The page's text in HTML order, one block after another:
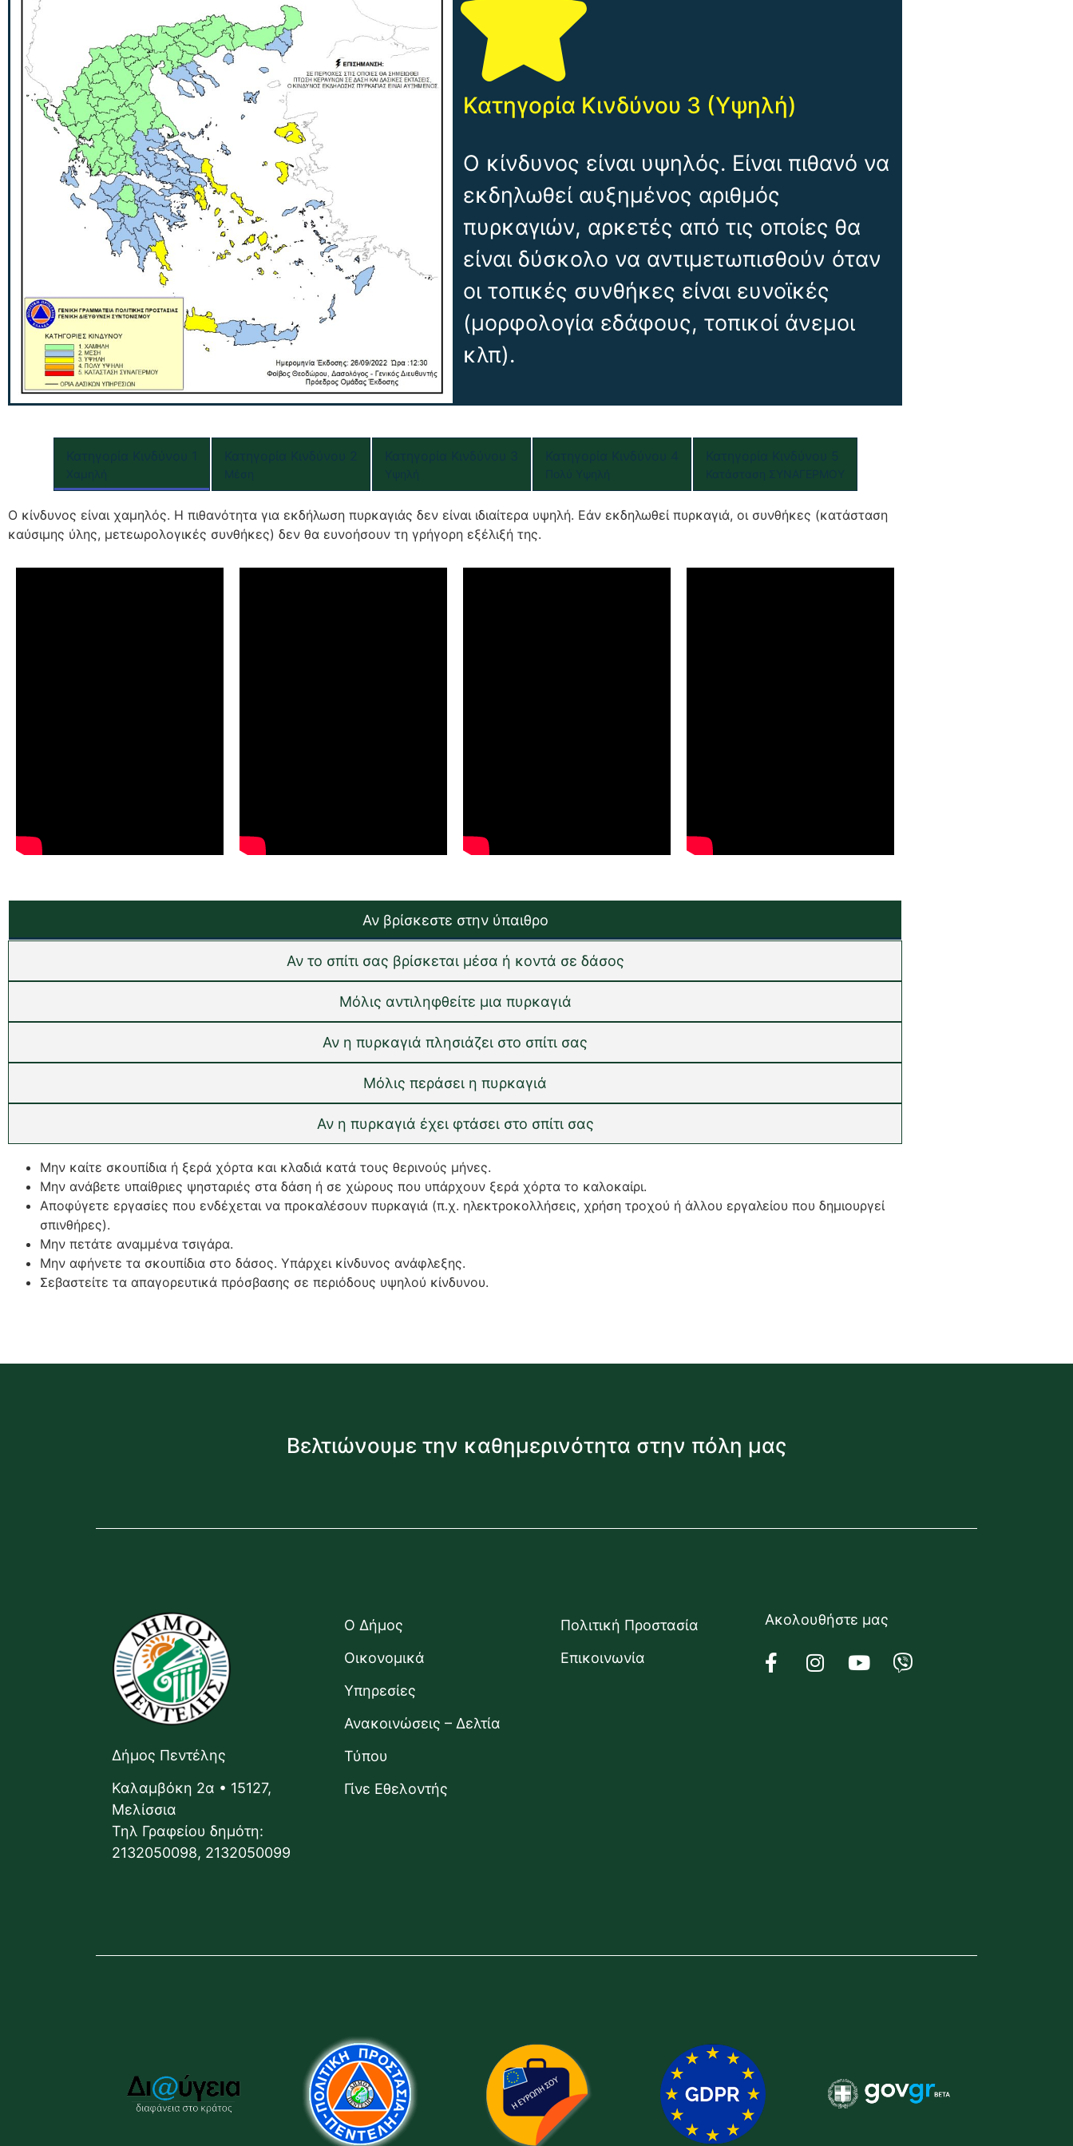
Κατηγορία Κινδύνου 3 (Υψηλή)
Ο κίνδυνος είναι υψηλός. Είναι πιθανό να
εκδηλωθεί αυξημένος αριθμός
πυρκαγιών, αρκετές από τις οποίες θα
είναι δύσκολο να αντιμετωπισθούν όταν
οι τοπικές συνθήκες είναι ευνοϊκές
(μορφολογία εδάφους, τοπικοί άνεμοι
κλπ).
Κατηγορία Κινδύνου 1 Κατηγορία Κινδύνου 2 Κατηγορία Κινδύνου 3 Κατηγορία Κινδύνου 4 Κατηγορία Κινδύνου 5
Κατάσταση ΣΥΝΑΓΕΡΜΟΥ
Ο κίνδυνος είναι χαμηλός. Η πιθανότητα για εκδήλωση πυρκαγιάς δεν είναι ιδιαίτερα υψηλή. Εάν εκδηλωθεί πυρκαγιά, οι συνθήκες (κατάσταση
καύσιμης ύλης, μετεωρολογικές συνθήκες) δεν θα ευνοήσουν τη γρήγορη εξέλιξή της.
Αν βρίσκεστε στην ύπαιθρο
Αν το σπίτι σας βρίσκεται μέσα ή κοντά σε δάσος
Μόλις αντιληφθείτε μια πυρκαγιά
Αν η πυρκαγιά πλησιάζει στο σπίτι σας
Μόλις περάσει η πυρκαγιά
Αν η πυρκαγιά έχει φτάσει στο σπίτι σας
Μην καίτε σκουπίδια ή ξερά χόρτα και κλαδιά κατά τους θερινούς μήνες.
Μην ανάβετε υπαίθριες ψησταριές στα δάση ή σε χώρους που υπάρχουν ξερά χόρτα το καλοκαίρι.
Αποφύγετε εργασίες που ενδέχεται να προκαλέσουν πυρκαγιά (π.χ. ηλεκτροκολλήσεις, χρήση τροχού ή άλλου εργαλείου που δημιουργεί
σπινθήρες).
Μην πετάτε αναμμένα τσιγάρα.
Μην αφήνετε τα σκουπίδια στο δάσος. Υπάρχει κίνδυνος ανάφλεξης.
Σεβαστείτε τα απαγορευτικά πρόσβασης σε περιόδους υψηλού κίνδυνου.
Βελτιώνουμε την καθημερινότητα στην πόλη μας
Δήμος Πεντέλης
Καλαμβόκη 2α • 15127,
Μελίσσια
Τηλ Γραφείου δημότη:
2132050098, 2132050099
Ο Δήμος
Οικονομικά
Υπηρεσίες
Ανακοινώσεις – Δελτία
Τύπου
Γίνε Εθελοντής
Πολιτική Προστασία
Επικοινωνία
Ακολουθήστε μας